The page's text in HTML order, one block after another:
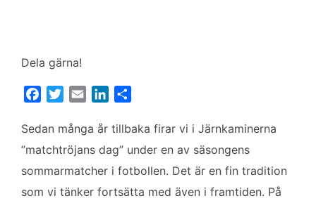
Dela gärna!
c
e
o
o
i
t
e
r
a
i
n
k
e
d
I
l
a
Sedan många år tillbaka firar vi i Järnkaminerna
”matchtröjans dag” under en av säsongens
sommarmatcher i fotbollen. Det är en fin tradition
som vi tänker fortsätta med även i framtiden. På